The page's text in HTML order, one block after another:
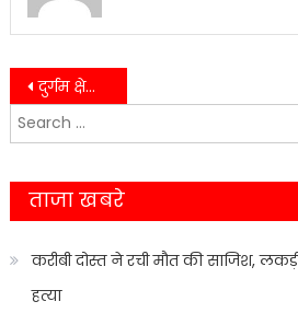
Post
navigation
दुर्गम क्षेत्रों में दुग्ध सहकारिता के क्षेत्र में महिलाओं की सहभागिता बढ़ाने के लिए महिला डेयरी का शुभारंभ….
Search
for:
ताजा खबरे
करीबी दोस्त ने रची मौत की साजिश,
हत्या